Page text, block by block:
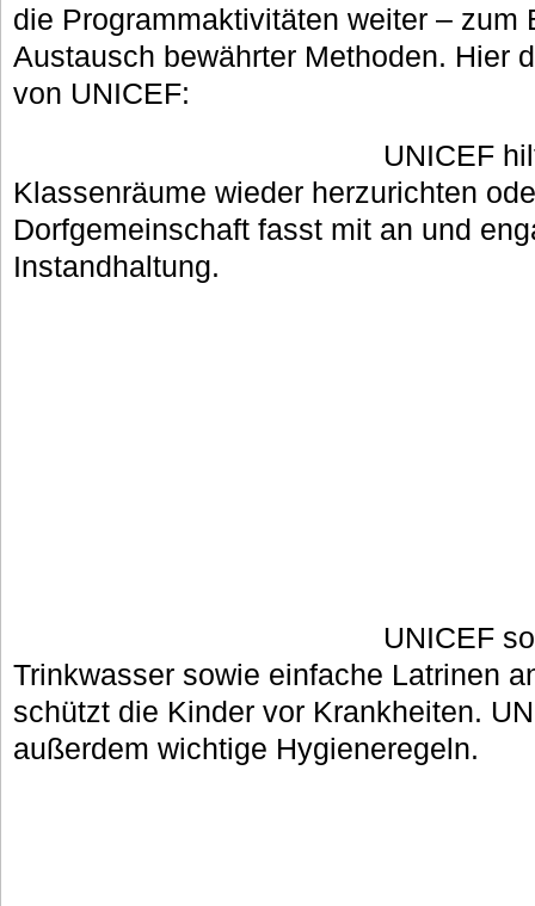
die Programmaktivitäten weiter – zum
Austausch bewährter Methoden. Hier
von UNICEF:
UNICEF
Klassenräume wieder herzurichten
Dorfgemeinschaft fasst mit an und
Instandhaltung.
UNICEF
Trinkwasser sowie einfache Latrinen
schützt die Kinder vor Krankheiten.
außerdem wichtige Hygieneregeln.